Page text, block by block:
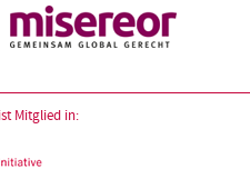
Mitglied in: